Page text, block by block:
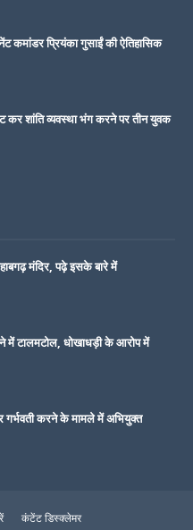
कमांडर प्रियंका गुसाईं की ऐतिहासिक
कर शांति व्यवस्था भंग करने पर तीन युवक
मंदिर, पढ़े इसके बारे में
में टालमटोल, धोखाधड़ी के आरोप में
गर्भवती करने के मामले में अभियुक्त
कंटेंट डिस्क्लेमर